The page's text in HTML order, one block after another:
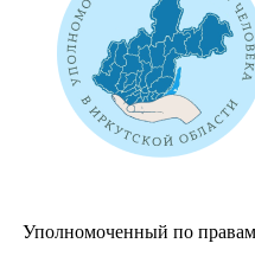
Уполномоченный по правам